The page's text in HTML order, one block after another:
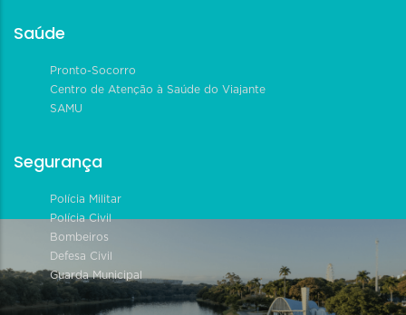
Saúde
Pronto-Socorro
Centro de Atenção à Saúde do Viajante
SAMU
Segurança
Polícia Militar
Polícia Civil
Bombeiros
Defesa Civil
Guarda Municipal